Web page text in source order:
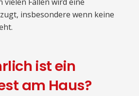
insbesondere wenn keine
ist ein
am Haus?